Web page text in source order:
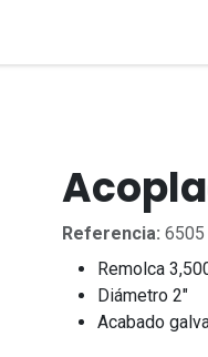
Referencia: 6505
Remolca
Diámetro 2"
Acabado